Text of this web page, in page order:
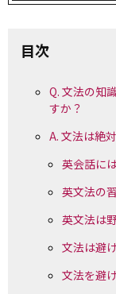
目次
Q. 文法の知
すか？
A. 文法は絶
英会話に
英文法の
英文法は
文法は避
文法を避